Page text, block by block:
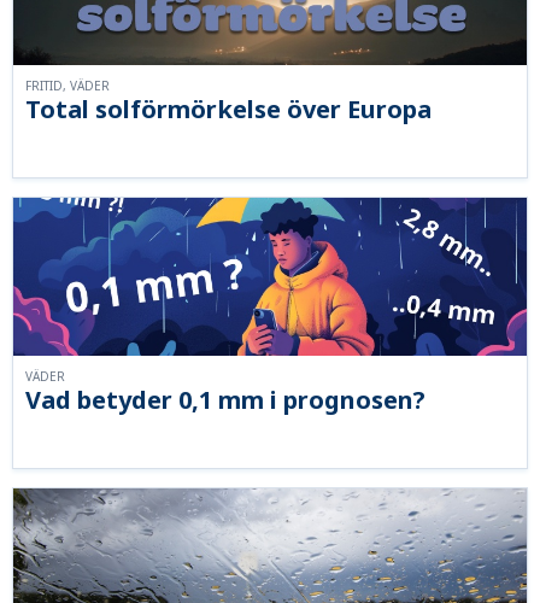
Total solförmörkelse över Europa
FRITID, VÄDER
Vad betyder 0,1 mm i prognosen?
VÄDER